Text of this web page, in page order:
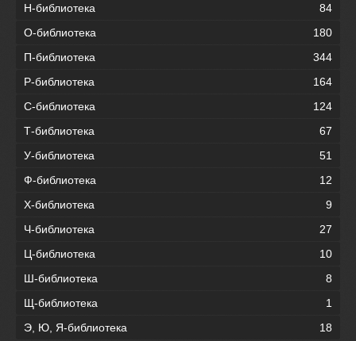
Н-библиотека
84
О-библиотека
180
П-библиотека
344
Р-библиотека
164
С-библиотека
124
Т-библиотека
67
У-библиотека
51
Ф-библиотека
12
Х-библиотека
9
Ч-библиотека
27
Ц-библиотека
10
Ш-библиотека
8
Щ-библиотека
1
Э, Ю, Я-библиотека
18